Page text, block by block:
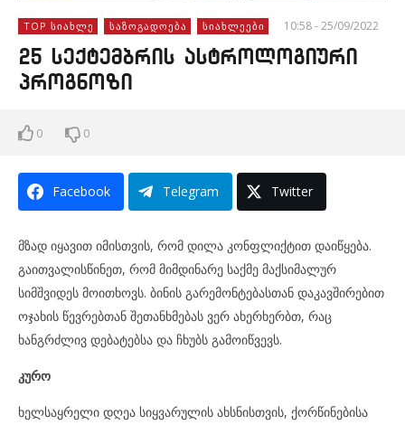
TOP ᲡᲘᲐᲮᲚᲔ ᲡᲐᲖᲝᲒᲐᲓᲝᲔᲑᲐ ᲡᲘᲐᲮᲚᲔᲔᲑᲘ 10:58 - 25/09/2022
25 სექტემბრის ასტროლოგიური
პროგნოზი
0 0
Facebook Telegram Twitter
მზად იყავით იმისთვის, რომ დილა კონფლიქტით დაიწყება.
გაითვალისწინეთ, რომ მიმდინარე საქმე მაქსიმალურ
სიმშვიდეს მოითხოვს. ბინის გარემონტებასთან დაკავშირებით
ოჯახის წევრებთან შეთანხმებას ვერ ახერხერბთ, რაც
ხანგრძლივ დებატებსა და ჩხუბს გამოიწვევს.
კურო
ხელსაყრელი დღეა სიყვარულის ახსნისთვის, ქორწინებისა